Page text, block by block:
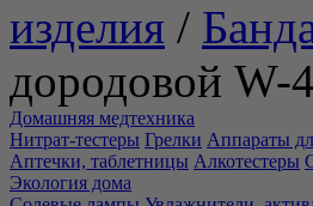
изделия /
дородовой
Домашняя медтехника
Нитрат-тестеры Грелки Аппараты
Аптечки, таблетницы Алкотестеры
Экология дома